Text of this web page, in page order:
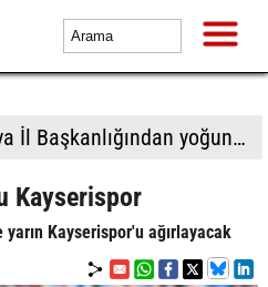
BTP Gaziantep teşkilatından taziye ziyareti: Cevizli köyü halkıyla buluşma
Kayserispor
Kayserispor'u ağırlayacak